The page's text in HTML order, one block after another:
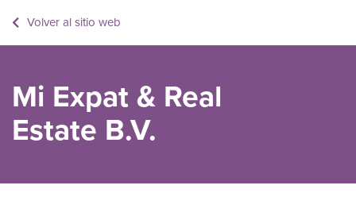
Volver al sitio web
Mi Expat & Real
Estate B.V.